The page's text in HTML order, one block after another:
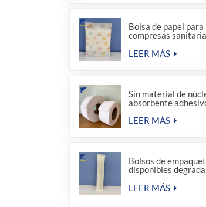
Bolsa de papel para
compresas
LEER MÁS
Sin material de
absorbente
compresas sanitarias
LEER MÁS
Bolsos de
disponibles
del sellado caliente
equipo de amenidad
LEER MÁS